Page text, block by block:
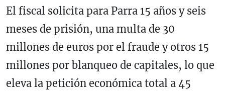
El fiscal solicita para Parra 15 años y seis
meses de prisión, una multa de 30
millones de euros por el fraude y otros 15
millones por blanqueo de capitales, lo que
eleva la petición económica total a 45